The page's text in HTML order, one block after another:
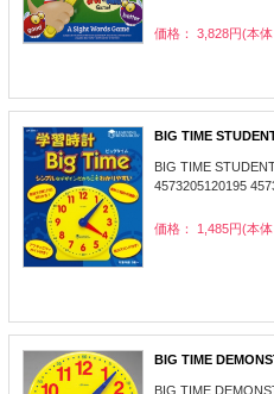
価格： 3,828円(本
BIG TIME
BIG TIME
4573205120195
価格： 1,485円(本
BIG TIME
BIG TIME